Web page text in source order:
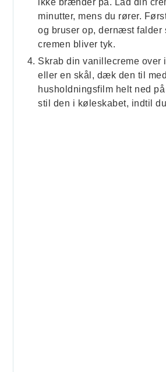
minutter, mens du rører.
og bruser op, dernæst falder
cremen bliver tyk.
Skrab din vanillecreme over
eller en skål, dæk den til med
husholdningsfilm helt ned
stil den i køleskabet, indtil